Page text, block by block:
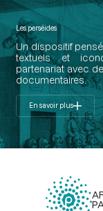
Les perséides
Un dispositif
textuels et
partenariat avec
documentaires.
En savoir plus